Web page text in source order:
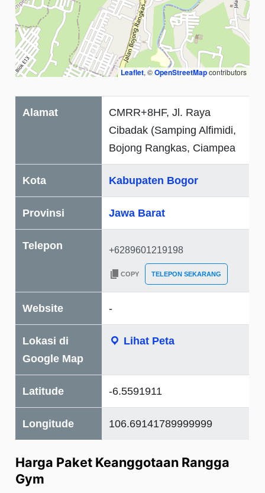
Leaflet, ©OpenStreetMapcontributors
Alamat
CMRR+8HF, Jl. Raya
Cibadak (Samping Alfimidi,
Bojong Rangkas, Ciampea
Kota Kabupaten Bogor
Provinsi Jawa Barat
Telepon
COPY TELEPON SEKARANG
Website -
Lokasi di
Google Map
Lihat Peta
Latitude -6.5591911
Longitude 106.69141789999999
Harga Paket Keanggotaan Rangga
Gym